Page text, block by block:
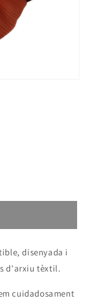
disenyada i
d'arxiu tèxtil.
cuidadosament